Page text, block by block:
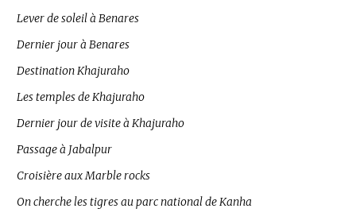
Lever de soleil à Benares
Dernier jour à Benares
Destination Khajuraho
Les temples de Khajuraho
Dernier jour de visite à Khajuraho
Passage à Jabalpur
Croisière aux Marble rocks
On cherche les tigres au parc national de Kanha